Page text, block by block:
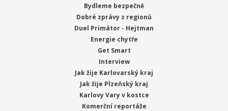
Bydleme bezpečně
Dobré zprávy z regionů
Duel Primátor - Hejtman
Energie chytře
Get Smart
Interview
Jak žije Karlovarský kraj
Jak žije Plzeňský kraj
Karlovy Vary v kostce
Komerční reportáže